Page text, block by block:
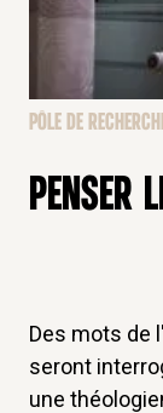
PÔLE DE
PENSER
Des mots de
seront
une